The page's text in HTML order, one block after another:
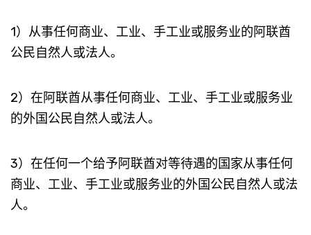
1）从事任何商业、工业、手工业或服务业的阿联酋
公民自然人或法人。
2）在阿联酋从事任何商业、工业、手工业或服务业
的外国公民自然人或法人。
3）在任何一个给予阿联酋对等待遇的国家从事任何
商业、工业、手工业或服务业的外国公民自然人或法
人。